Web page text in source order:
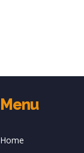
Menu
Home